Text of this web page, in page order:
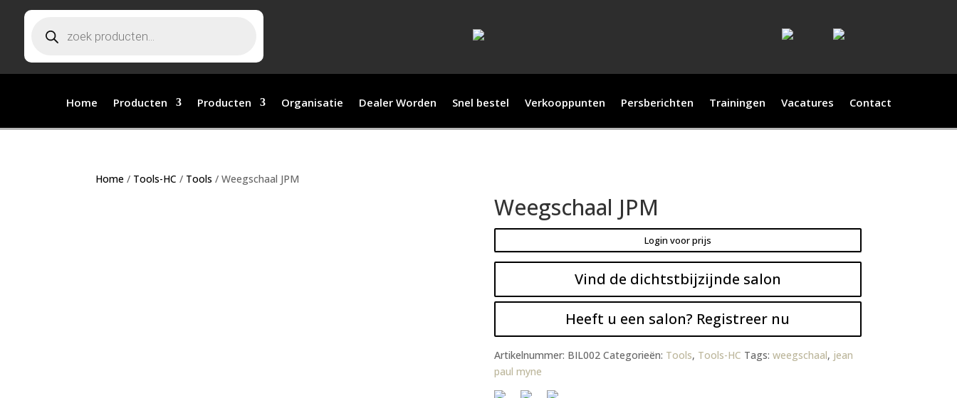
Home Producten Producten Organisatie Dealer Worden Snel bestel Verkooppunten Persberichten Trainingen Vacatures Contact
Home / Tools-HC / Tools / Weegschaal JPM
Weegschaal JPM
Login voor prijs
Vind de dichtstbijzijnde salon
Heeft u een salon? Registreer nu
Artikelnummer: BIL002 Categorieën: Tools, Tools-HC Tags: weegschaal, jean
paul myne